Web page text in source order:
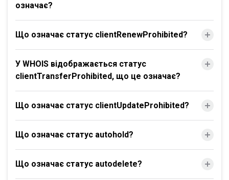
означає?
Що означає статус clientRenewProhibited?
У WHOIS відображається статус
clientTransferProhibited, що це означає?
Що означає статус clientUpdateProhibited?
Що означає статус autohold?
Що означає статус autodelete?